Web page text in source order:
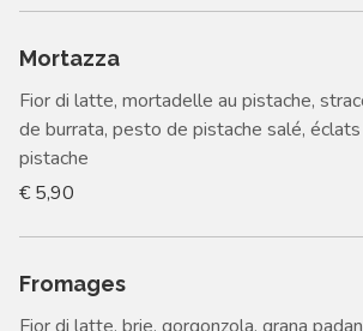
Mortazza
Fior di latte, mortadelle au pistache,
de burrata, pesto de pistache salé,
pistache
€ 5,90
Fromages